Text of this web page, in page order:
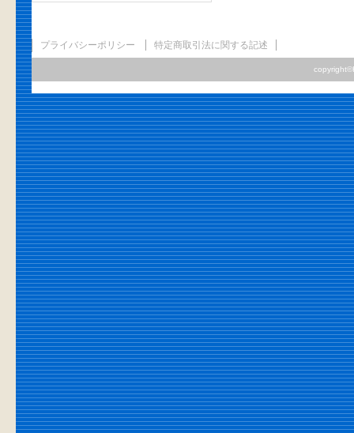
プライバシーポリシー 特定商取引法に関する記述